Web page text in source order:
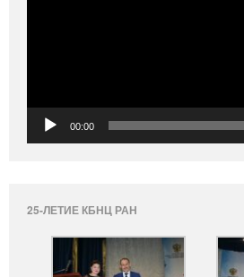
00:00
25-ЛЕТИЕ КБНЦ РАН